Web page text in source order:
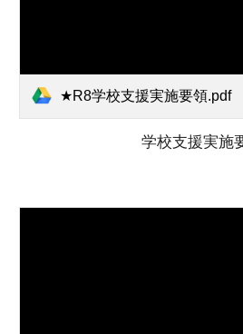
★R8学校支援実施要領.pdf
学校支援実施